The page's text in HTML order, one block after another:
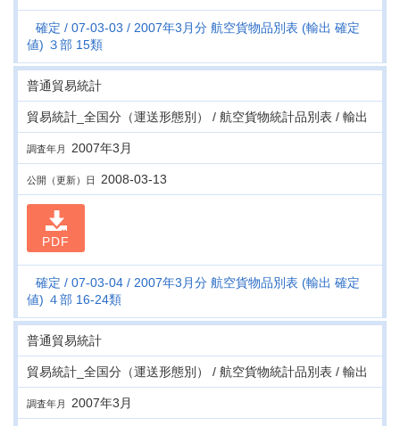
確定 07-03-03
2007年3月分 航空貨物品別表 (輸出 確定
値) ３部 15類
普通貿易統計
貿易統計_全国分（運送形態別） / 航空貨物統計品別表 / 輸出
調査年月 2007年3月
公開（更新）日 2008-03-13
PDF
確定 07-03-04
2007年3月分 航空貨物品別表 (輸出 確定
値) ４部 16-24類
普通貿易統計
貿易統計_全国分（運送形態別） / 航空貨物統計品別表 / 輸出
調査年月 2007年3月